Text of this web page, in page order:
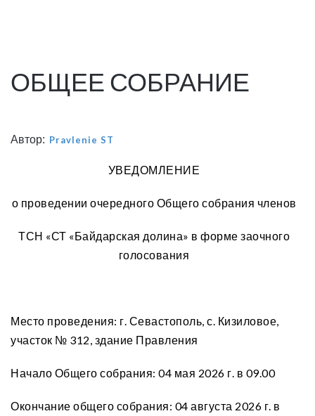
ОБЩЕЕ СОБРАНИЕ
Автор: Pravlenie ST
УВЕДОМЛЕНИЕ
о проведении очередного Общего собрания членов
ТСН «СТ «Байдарская долина» в форме заочного
голосования
Место проведения: г. Севастополь, с. Кизиловое,
участок № 312, здание Правления
Начало Общего собрания: 04 мая 2026 г. в 09.00
Окончание общего собрания: 04 августа 2026 г. в